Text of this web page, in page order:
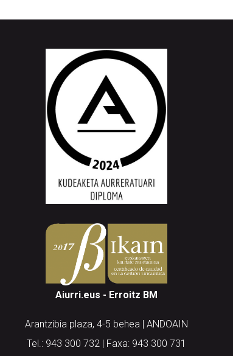
Aiurri.eus - Erroitz BM
Arantzibia plaza, 4-5 behea | ANDOAIN
Tel.: 943 300 732 | Faxa: 943 300 731